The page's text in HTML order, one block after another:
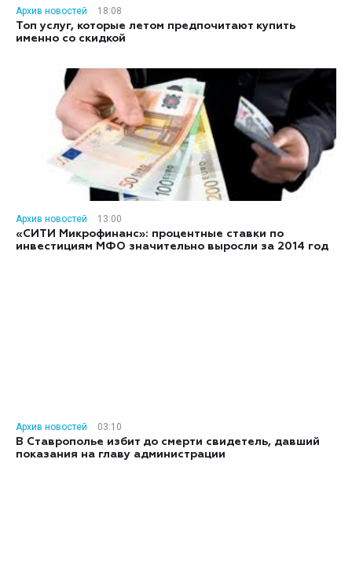
Архив новостей
18:08
Топ услуг, которые летом предпочитают купить
именно со скидкой
Архив новостей
13:00
«СИТИ Микрофинанс»: процентные ставки по
инвестициям МФО значительно выросли за 2014 год
Архив новостей
03:10
В Ставрополье избит до смерти свидетель, давший
показания на главу администрации